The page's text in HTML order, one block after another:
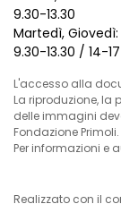
9.30-13.30
Martedì, Giovedì:
9.30-13.30 / 14-17
L'accesso alla
La riproduzione, la
delle immagini
Fondazione Primoli.
Per informazioni e
Realizzato con il